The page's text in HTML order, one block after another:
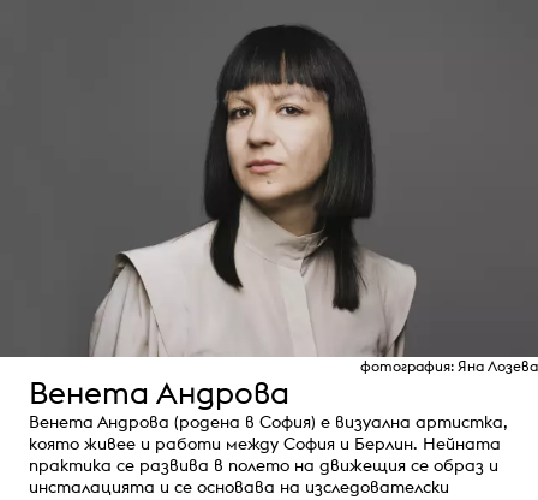
фотография: Яна Лозева
Венета Андрова
Венета Андрова (родена в София) е визуална артистка,
която живее и работи между София и Берлин. Нейната
практика се развива в полето на движещия се образ и
инсталацията и се основава на изследователски